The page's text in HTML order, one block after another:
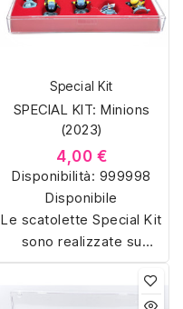
Special Kit
SPECIAL KIT: Minions
(2023)
4,00 €
Disponibilità: 999998
Disponibile
Le scatolette Special Kit
sono realizzate su
misura con materiali di
alta qualità, hanno un